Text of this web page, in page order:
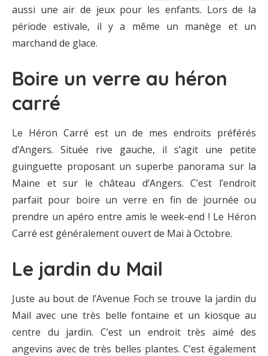
aussi une air de jeux pour les enfants. Lors de la
période estivale, il y a même un manège et un
marchand de glace.
Boire un verre au héron
carré
Le Héron Carré est un de mes endroits préférés
d’Angers. Située rive gauche, il s’agit une petite
guinguette proposant un superbe panorama sur la
Maine et sur le château d’Angers. C’est l’endroit
parfait pour boire un verre en fin de journée ou
prendre un apéro entre amis le week-end ! Le Héron
Carré est généralement ouvert de Mai à Octobre.
Le jardin du Mail
Juste au bout de l’Avenue Foch se trouve la jardin du
Mail avec une très belle fontaine et un kiosque au
centre du jardin. C’est un endroit très aimé des
angevins avec de très belles plantes. C’est également